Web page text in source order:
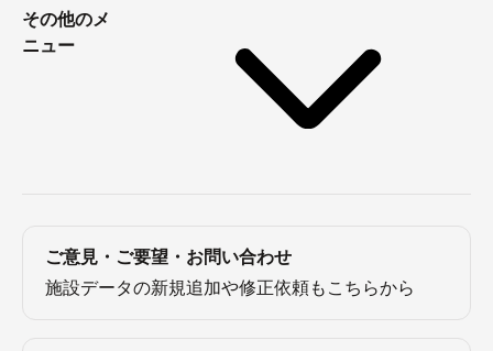
その他のメ
ニュー
ご意見・ご要望・お問い合わせ
施設データの新規追加や修正依頼もこちらから